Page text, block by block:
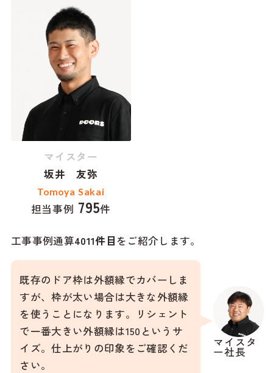
マイスター
坂井 友弥
Tomoya Sakai
担当事例 795件
工事事例通算4011件目をご紹介します。
マイスタ
ー社長
既存のドア枠は外額縁でカバーしま
すが、枠が太い場合は大きな外額縁
を使うことになります。リシェント
で一番大きい外額縁は150というサ
イズ。仕上がりの印象をご確認くだ
さい。